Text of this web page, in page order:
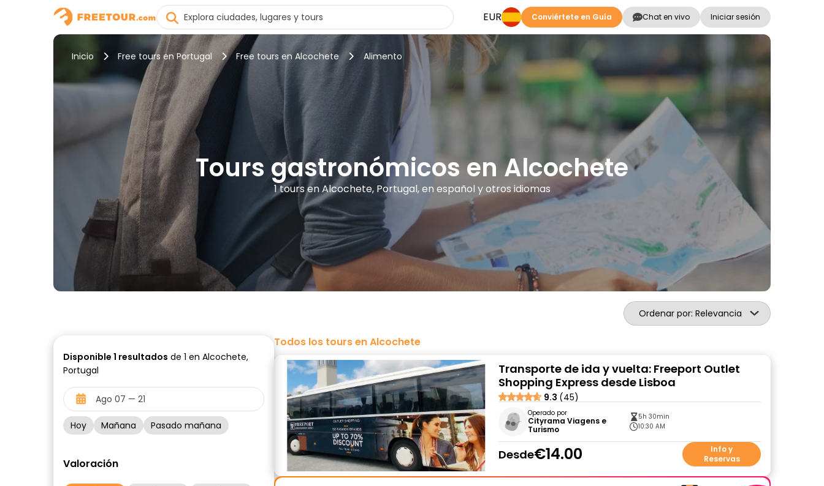
EUR Conviértete en Guía Chat en vivo Iniciar sesión
Inicio Free tours en Portugal Free tours en Alcochete Alimento
Tours gastronómicos en Alcochete
1 tours en Alcochete, Portugal, en español y otros idiomas
Ordenar por: Relevancia
Disponible 1 resultados de 1 en Alcochete,
Portugal
Hoy Mañana Pasado mañana
Valoración
Todos los tours en Alcochete
Transporte de ida y vuelta: Freeport Outlet
Shopping Express desde Lisboa
9.3 (45)
Operado por
Cityrama Viagens e
Turismo
5h 30min
10:30 AM
Desde€14.00
Info y
Reservas